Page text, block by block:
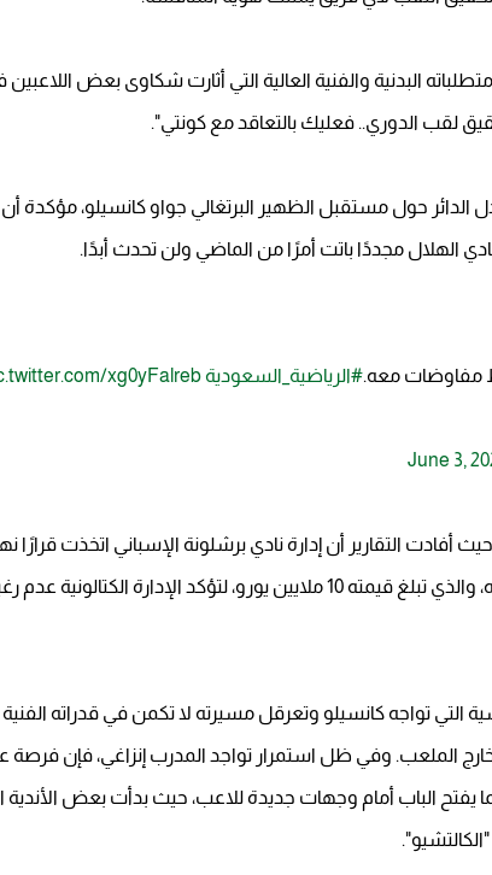
البدنية والفنية العالية التي أثارت شكاوى بعض اللاعبين
لقب الدوري.. فعليك بالتعاقد مع كونتي".
حول مستقبل الظهير البرتغالي جواو كانسيلو، مؤكدة
الهلال مجددًا باتت أمرًا من الماضي ولن تحدث أبدًا.
مفاوضات معه.#الرياضية_السعودية xg0yFalreb
June 3,
أفادت التقارير أن إدارة نادي برشلونة الإسباني اتخذت قرارًا
تفعيل بند "أحقية الشراء" المتواجد في عقد إعارته، والذي تبلغ قيمته 10 ملايين يورو، لتؤكد الإدارة
التي تواجه كانسيلو وتعرقل مسيرته لا تكمن في قدراته
الملعب. وفي ظل استمرار تواجد المدرب إنزاغي، فإن فرصة
يفتح الباب أمام وجهات جديدة للاعب، حيث بدأت بعض الأندية